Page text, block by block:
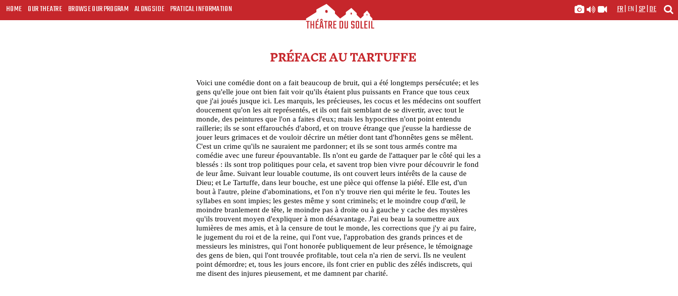
HOME OUR THEATRE BROWSE OUR PROGRAM ALONGSIDE PRATICAL INFORMATION FR|EN|SP|DE
PRÉFACE AU TARTUFFE
Voici une comédie dont on a fait beaucoup de bruit, qui a été longtemps persécutée; et les
gens qu'elle joue ont bien fait voir qu'ils étaient plus puissants en France que tous ceux
que j'ai joués jusque ici. Les marquis, les précieuses, les cocus et les médecins ont souffert
doucement qu'on les ait représentés, et ils ont fait semblant de se divertir, avec tout le
monde, des peintures que l'on a faites d'eux; mais les hypocrites n'ont point entendu
raillerie; ils se sont effarouchés d'abord, et on trouve étrange que j'eusse la hardiesse de
jouer leurs grimaces et de vouloir décrire un métier dont tant d'honnêtes gens se mêlent.
C'est un crime qu'ils ne sauraient me pardonner; et ils se sont tous armés contre ma
comédie avec une fureur épouvantable. Ils n'ont eu garde de l'attaquer par le côté qui les a
blessés : ils sont trop politiques pour cela, et savent trop bien vivre pour découvrir le fond
de leur âme. Suivant leur louable coutume, ils ont couvert leurs intérêts de la cause de
Dieu; et Le Tartuffe, dans leur bouche, est une pièce qui offense la piété. Elle est, d'un
bout à l'autre, pleine d'abominations, et l'on n'y trouve rien qui mérite le feu. Toutes les
syllabes en sont impies; les gestes même y sont criminels; et le moindre coup d'œil, le
moindre branlement de tête, le moindre pas à droite ou à gauche y cache des mystères
qu'ils trouvent moyen d'expliquer à mon désavantage. J'ai eu beau la soumettre aux
lumières de mes amis, et à la censure de tout le monde, les corrections que j'y ai pu faire,
le jugement du roi et de la reine, qui l'ont vue, l'approbation des grands princes et de
messieurs les ministres, qui l'ont honorée publiquement de leur présence, le témoignage
des gens de bien, qui l'ont trouvée profitable, tout cela n'a rien de servi. Ils ne veulent
point démordre; et, tous les jours encore, ils font crier en public des zélés indiscrets, qui
me disent des injures pieusement, et me damnent par charité.